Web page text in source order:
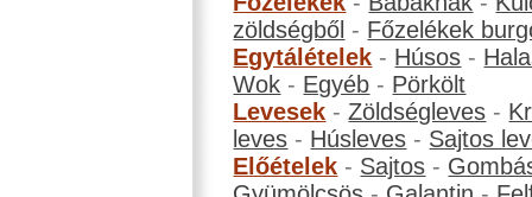
zöldségből - Főzelékek
Egytálételek - Húsos -
Wok - Egyéb - Pörkölt
Levesek -Zöldségleves -
leves - Húsleves - Sajtos
Előételek - Sajtos -